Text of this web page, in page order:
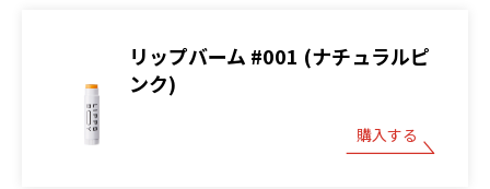
リップバーム #001 (ナチュラルピ
ンク)
購入する